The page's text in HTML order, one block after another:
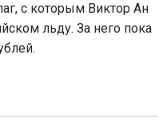
с которым Виктор Ан
льду. За него пока